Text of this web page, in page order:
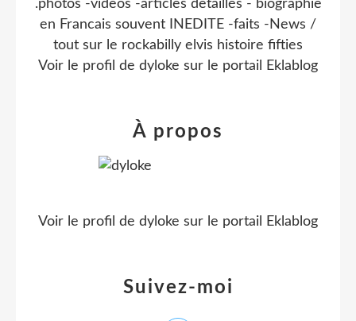
.photos -videos -articles detaillés - biographie
en Francais souvent INEDITE -faits -News /
tout sur le rockabilly elvis histoire fifties
Voir le profil de dyloke sur le portail Eklablog
Suivez-moi
À propos
Voir le profil de dyloke sur le portail Eklablog